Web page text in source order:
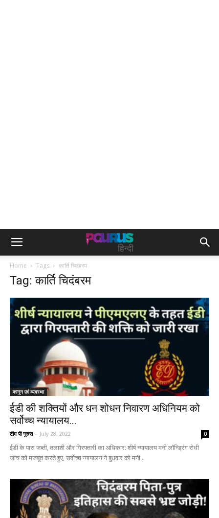
Home Tags कार्ति चिदंबरम
Tag: कार्ति चिदंबरम
कानून एवं व्यवस्था
ईडी की शक्तियों और धन शोधन निवारण अधिनियम को
सर्वोच्च न्यायालय...
टीम पी गुरुस - July 28, 2022 0
ईडी के पास जब्ती, तलाशी और गिरफ्तारी का अधिकार: शीर्ष न्यायालय मनी लॉन्ड्रिंग रोधी
जांच को मजबूत करते हुए, सर्वोच्च न्यायालय ने बुधवार को मनी...